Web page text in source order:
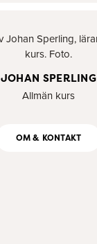
JOHAN SPERLING
Allmän kurs
OM & KONTAKT